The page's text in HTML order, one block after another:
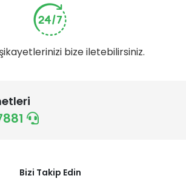
bize iletebilirsiniz.
Bizi Takip Edin